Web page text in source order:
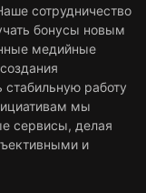
сотрудничество
бонусы новым
медийные
стабильную работу
мы
сервисы, делая
и